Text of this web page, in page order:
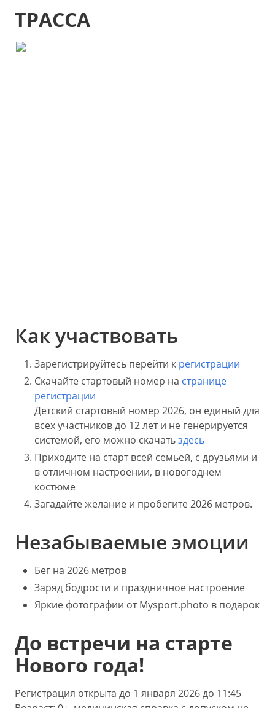
ТРАССА
Как участвовать
Зарегистрируйтесь перейти к регистрации
Скачайте стартовый номер на странице
регистрации
Детский стартовый номер 2026, он единый для
всех участников до 12 лет и не генерируется
системой, его можно скачатьздесь
Приходите на старт всей семьей, с друзьями и
в отличном настроении, в новогоднем
костюме
Загадайте желание и пробегите 2026 метров.
Незабываемые эмоции
Бег на 2026 метров
Заряд бодрости и праздничное настроение
Яркие фотографии от Mysport.photo в подарок
До встречи на старте
Нового года!
Регистрация открыта до 1 января 2026 до 11:45